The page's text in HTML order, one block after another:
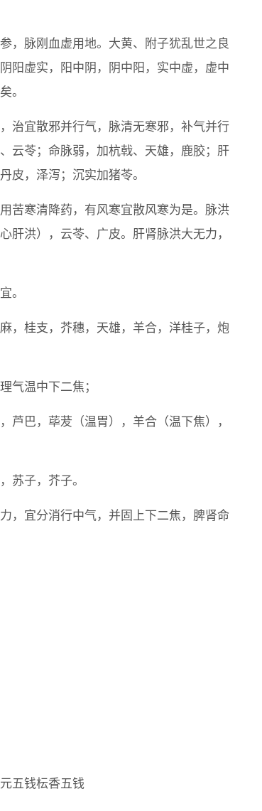
，脉刚血虚用地。大黄、附子犹乱世之良
阳虚实，阳中阴，阴中阳，实中虚，虚中
。
治宜散邪并行气，脉清无寒邪，补气并行
云苓；命脉弱，加杭戟、天雄，鹿胶；肝
皮，泽泻；沉实加猪苓。
苦寒清降药，有风寒宜散风寒为是。脉洪
肝洪），云苓、广皮。肝肾脉洪大无力，
。
，桂支，芥穗，天雄，羊合，洋桂子，炮
气温中下二焦；
芦巴，荜茇（温胃），羊合（温下焦），
苏子，芥子。
，宜分消行中气，并固上下二焦，脾肾命
五钱枟香五钱